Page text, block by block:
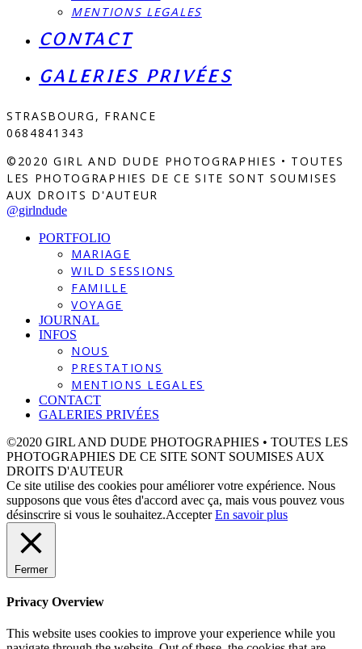
MENTIONS LEGALES
CONTACT
GALERIES PRIVÉES
STRASBOURG, FRANCE
0684841343
©2020 GIRL AND DUDE PHOTOGRAPHIES • TOUTES
LES PHOTOGRAPHIES DE CE SITE SONT SOUMISES
AUX DROITS D'AUTEUR
@girlndude
PORTFOLIO
MARIAGE
WILD SESSIONS
FAMILLE
VOYAGE
JOURNAL
INFOS
NOUS
PRESTATIONS
MENTIONS LEGALES
CONTACT
GALERIES PRIVÉES
©2020 GIRL AND DUDE PHOTOGRAPHIES • TOUTES LES
PHOTOGRAPHIES DE CE SITE SONT SOUMISES AUX
DROITS D'AUTEUR
Ce site utilise des cookies pour améliorer votre expérience. Nous
supposons que vous êtes d'accord avec ça, mais vous pouvez vous
désinscrire si vous le souhaitez.Accepter En savoir plus
Fermer
Privacy Overview
This website uses cookies to improve your experience while you